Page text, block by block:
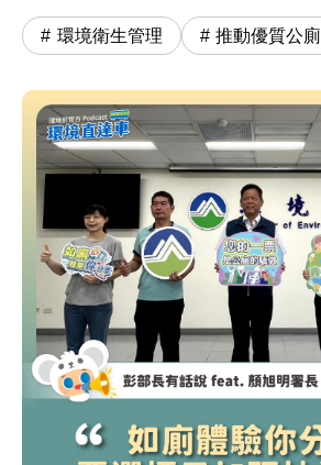
顏旭明署長
環境衛生管理 推動優質公廁